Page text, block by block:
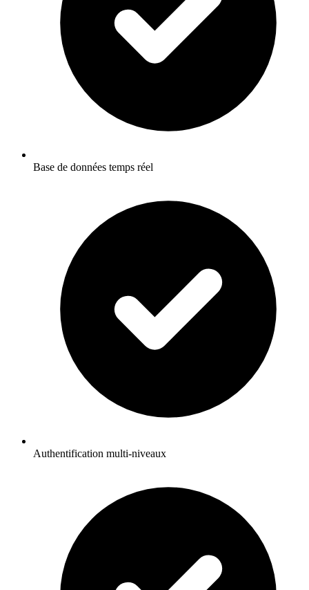
Base de données temps réel
Authentification multi-niveaux